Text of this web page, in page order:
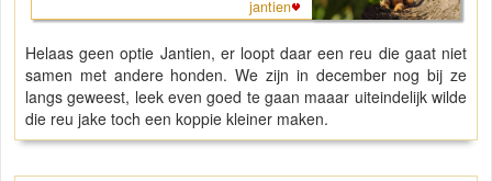
jantien
Helaas geen optie Jantien, er loopt daar een reu die gaat niet
samen met andere honden. We zijn in december nog bij ze
langs geweest, leek even goed te gaan maaar uiteindelijk wilde
die reu jake toch een koppie kleiner maken.